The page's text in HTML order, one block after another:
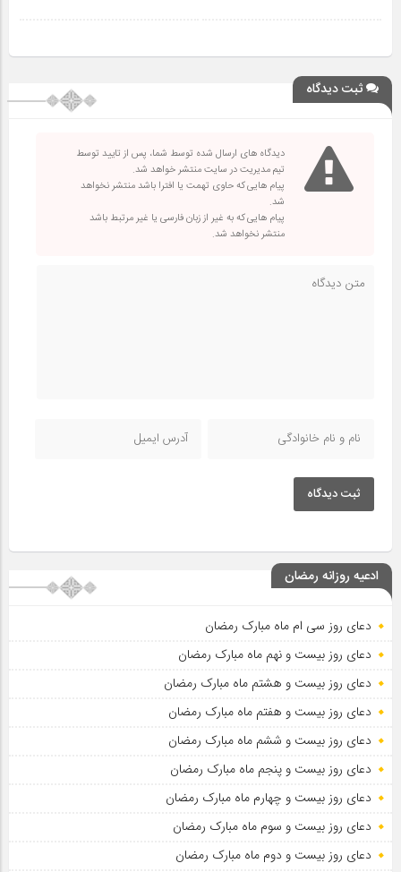
ثبت دیدگاه
دیدگاه های ارسال شده توسط شما، پس از تایید توسط
تیم مدیریت در سایت منتشر خواهد شد.
پیام هایی که حاوی تهمت یا افترا باشد منتشر نخواهد
شد.
پیام هایی که به غیر از زبان فارسی یا غیر مرتبط باشد
منتشر نخواهد شد.
ثبت دیدگاه
ادعیه روزانه رمضان
دعای روز سی ام ماه مبارک رمضان
دعای روز بیست و نهم ماه مبارک رمضان
دعای روز بیست و هشتم ماه مبارک رمضان
دعای روز بیست و هفتم ماه مبارک رمضان
دعای روز بیست و ششم ماه مبارک رمضان
دعای روز بیست و پنجم ماه مبارک رمضان
دعای روز بیست و چهارم ماه مبارک رمضان
دعای روز بیست و سوم ماه مبارک رمضان
دعای روز بیست و دوم ماه مبارک رمضان